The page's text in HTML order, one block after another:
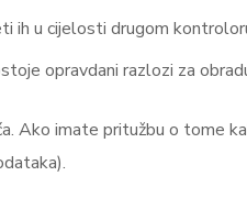
ih u cijelosti drugom
opravdani razlozi za
imate pritužbu o tome